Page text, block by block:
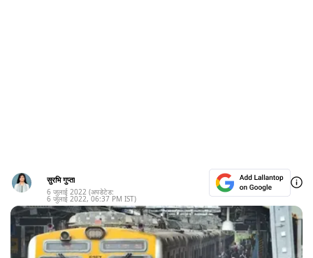
सुरभि गुप्ता
6 जुलाई 2022 (अपडेटेड:
6 जुलाई 2022, 06:37 PM IST)